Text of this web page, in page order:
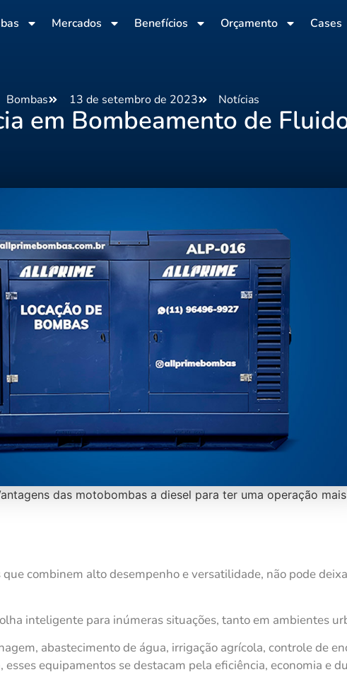
Mercados Benefícios Orçamento Cases
Bombas 13 de setembro de 2023 Notícias
em Bombeamento de
das motobombas a diesel para ter uma operação mais
combinem alto desempenho e versatilidade, não pode
inteligente para inúmeras situações, tanto em ambientes
abastecimento de água, irrigação agrícola, controle de
equipamentos se destacam pela eficiência, economia e